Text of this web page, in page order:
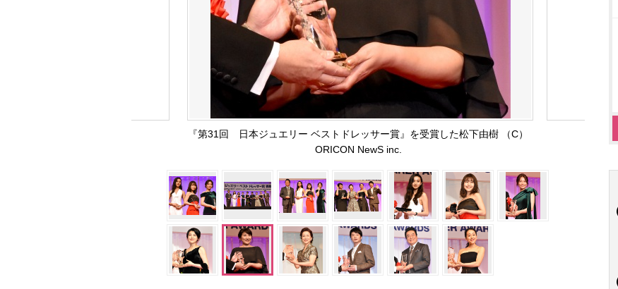
『第31回 日本ジュエリー ベストドレッサー賞』を受賞した松下由樹 （C）
ORICON NewS inc.